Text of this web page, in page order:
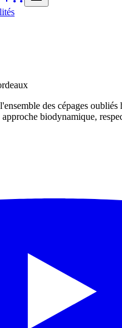
des cépages oubliés
biodynamique,